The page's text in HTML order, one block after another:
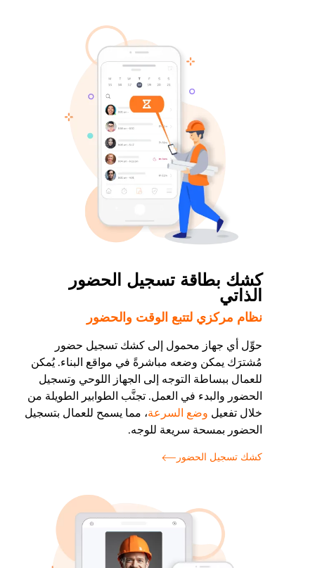
كشك بطاقة تسجيل الحضور
الذاتي
نظام مركزي لتتبع الوقت والحضور
حوِّل أي جهاز محمول إلى كشك تسجيل حضور
مُشترَك يمكن وضعه مباشرةً في مواقع البناء. يُمكن
للعمال ببساطة التوجه إلى الجهاز اللوحي وتسجيل
الحضور والبدء في العمل. تجنَّب الطوابير الطويلة من
خلال تفعيل وضع السرعة، مما يسمح للعمال بتسجيل
الحضور بمسحة سريعة للوجه.
كشك تسجيل الحضور